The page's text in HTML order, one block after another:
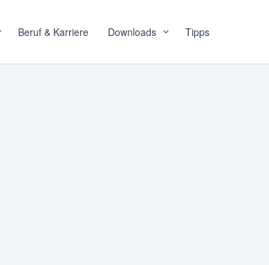
Beruf & Karriere Downloads Tipps